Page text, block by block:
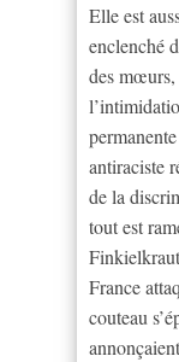
Elle est
enclenché
des mœurs,
antiraciste
de la
tout est
France
couteau